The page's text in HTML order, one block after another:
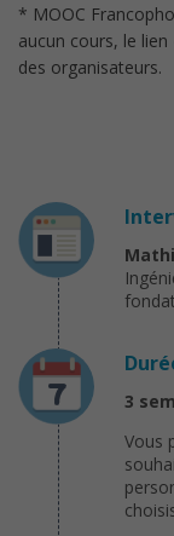
* MOOC
aucun cours, le
des organisateurs.
3
Vous